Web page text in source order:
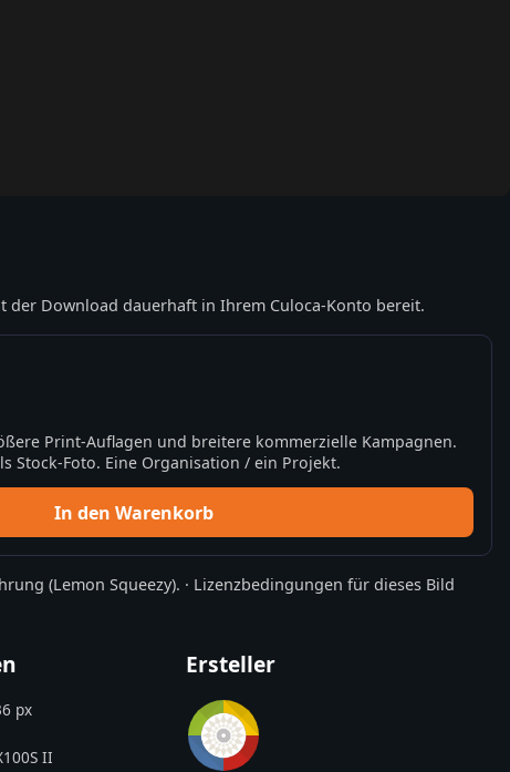
der Download dauerhaft in Ihrem Culoca-Konto bereit.
Print-Auflagen und breitere kommerzielle Kampagnen.
Stock-Foto. Eine Organisation / ein Projekt.
In den Warenkorb
(Lemon Squeezy). · Lizenzbedingungen für dieses Bild
px
II
Ersteller